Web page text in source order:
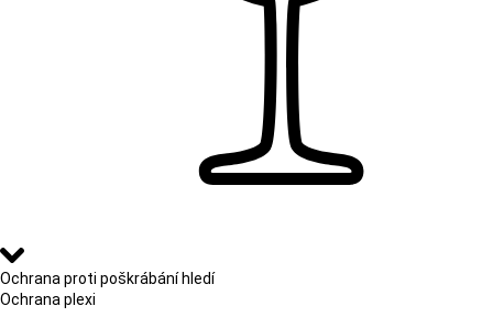
Ochrana proti poškrábání hledí
Ochrana plexi